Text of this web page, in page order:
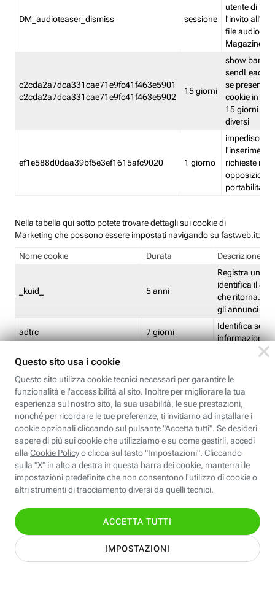
DM_audioteaser_dismiss sessione
utente di
l'invito
file audio del
Magazine
c2cda2a7dca331cae71e9fc41f463e5901
c2cda2a7dca331cae71e9fc41f463e5902
15 giorni
show banner
sendLead
se presenti
cookie in un
15 giorni e
diversi
ef1e588d0daa39bf5e3ef1615afc9020 1 giorno
impedisce
l'inserimento
richieste
opposizione
portabilità
Nella tabella qui sotto potete trovare dettagli sui cookie di
Marketing che possono essere impostati navigando su fastweb.it:
Nome cookie Durata Descrizione
_kuid_ 5 anni
Registra un ID
identifica il
che ritorna.
gli annunci
adtrc 7 giorni
Identifica se
informazioni
CFFC<TagID>
Limite di
CM 1 giorno
Identifica se
ricontrollare
corrispondenti
(impostata da
CM14 14 giorni
Identifica se
ricontrollare
corrispondenti
(impostata da
pagine
EBFC<BannerID> 7 giorni
Identifica la
banner
Identifica la